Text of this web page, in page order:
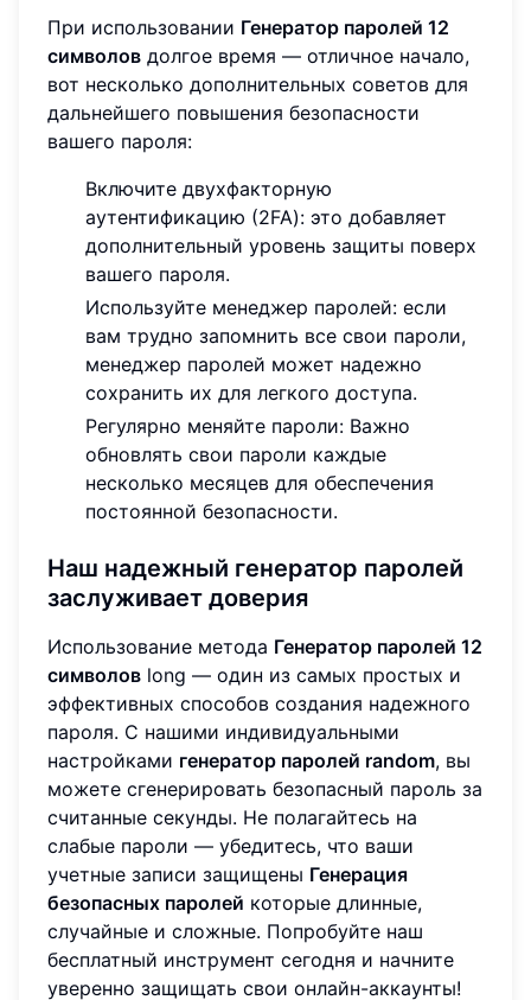
При использовании Генератор паролей 12
символов долгое время — отличное начало,
вот несколько дополнительных советов для
дальнейшего повышения безопасности
вашего пароля:
Включите двухфакторную
аутентификацию (2FA): это добавляет
дополнительный уровень защиты поверх
вашего пароля.
Используйте менеджер паролей: если
вам трудно запомнить все свои пароли,
менеджер паролей может надежно
сохранить их для легкого доступа.
Регулярно меняйте пароли: Важно
обновлять свои пароли каждые
несколько месяцев для обеспечения
постоянной безопасности.
Наш надежный генератор паролей
заслуживает доверия
Использование метода Генератор паролей 12
символов long — один из самых простых и
эффективных способов создания надежного
пароля. С нашими индивидуальными
настройками генератор паролей random, вы
можете сгенерировать безопасный пароль за
считанные секунды. Не полагайтесь на
слабые пароли — убедитесь, что ваши
учетные записи защищены Генерация
безопасных паролей которые длинные,
случайные и сложные. Попробуйте наш
бесплатный инструмент сегодня и начните
уверенно защищать свои онлайн-аккаунты!